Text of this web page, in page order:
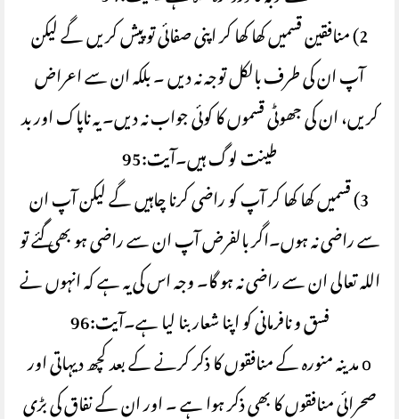
2) منافقین قسمیں کھا کھا کر اپنی صفائی تو پیش کریں گے لیکن
آپ ان کی طرف بالکل توجہ نہ دیں ۔ بلکہ ان سے اعراض
کریں، ان کی جھوٹی قسموں کا کوئی جواب نہ دیں۔ یہ ناپاک اور بد
طینت لوگ ہیں۔آیت:95
3) قسمیں کھا کھا کر آپ کو راضی کرنا چاہیں گے لیکن آپ ان
سے راضی نہ ہوں۔اگر بالفرض آپ ان سے راضی ہو بھی گئے تو
اللہ تعالی ان سے راضی نہ ہو گا۔ وجہ اس کی یہ ہے کہ انہوں نے
فسق و نافرمانی کو اپنا شعار بنا لیا ہے۔آیت:96
o مدینہ منورہ کے منافقوں کا ذکر کرنے کے بعد کچھ دیہاتی اور
صحرائی منافقوں کا بھی ذکر ہوا ہے ۔ اور ان کے نفاق کی بڑی